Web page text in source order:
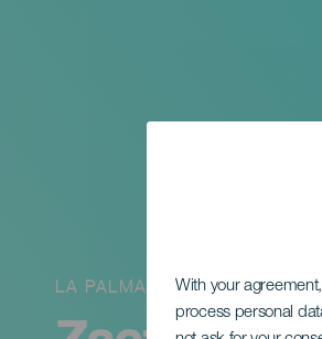
With your
process personal
LA PALMA